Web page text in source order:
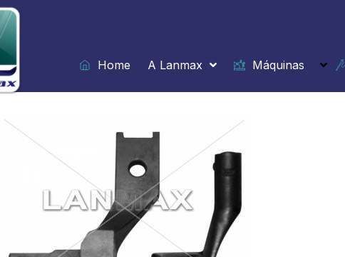
Ir
para
o
conteúdo
Home
A Lanmax Máquinas